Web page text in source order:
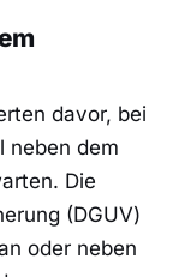
davor, bei
neben dem
Die
(DGUV)
oder neben